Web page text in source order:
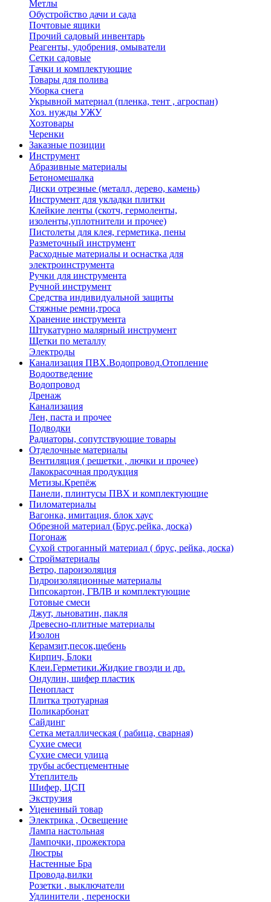
Метлы
Обустройство дачи и сада
Почтовые ящики
Прочий садовый инвентарь
Реагенты, удобрения, омыватели
Сетки садовые
Тачки и комплектующие
Товары для полива
Уборка снега
Укрывной материал (пленка, тент , агроспан)
Хоз. нужды УЖУ
Хозтовары
Черенки
Заказные позиции
Инструмент
Абразивные материалы
Бетономешалка
Диски отрезные (металл, дерево, камень)
Инструмент для укладки плитки
Клейкие ленты (скотч, гермоленты,
изоленты,уплотнители и прочее)
Пистолеты для клея, герметика, пены
Разметочный инструмент
Расходные материалы и оснастка для
электроинструмента
Ручки для инструмента
Ручной инструмент
Средства индивидуальной защиты
Стяжные ремни,троса
Хранение инструмента
Штукатурно малярный инструмент
Щетки по металлу
Электроды
Канализация ПВХ.Водопровод.Отопление
Водоотведение
Водопровод
Дренаж
Канализация
Лен, паста и прочее
Подводки
Радиаторы, сопутствующие товары
Отделочные материалы
Вентиляция ( решетки , лючки и прочее)
Лакокрасочная продукция
Метизы.Крепёж
Панели, плинтусы ПВХ и комплектующие
Пиломатериалы
Вагонка, имитация, блок хаус
Обрезной материал (Брус,рейка, доска)
Погонаж
Сухой строганный материал ( брус, рейка, доска)
Стройматериалы
Ветро, пароизоляция
Гидроизоляционные материалы
Гипсокартон, ГВЛВ и комплектующие
Готовые смеси
Джут, льноватин, пакля
Древесно-плитные материалы
Изолон
Керамзит,песок,щебень
Кирпич, Блоки
Клеи.Герметики.Жидкие гвозди и др.
Ондулин, шифер пластик
Пенопласт
Плитка тротуарная
Поликарбонат
Сайдинг
Сетка металлическая ( рабица, сварная)
Сухие смеси
Сухие смеси улица
трубы асбестцементные
Утеплитель
Шифер, ЦСП
Экструзия
Уцененный товар
Электрика , Освещение
Лампа настольная
Лампочки, прожектора
Люстры
Настенные Бра
Провода,вилки
Розетки , выключатели
Удлинители , переноски